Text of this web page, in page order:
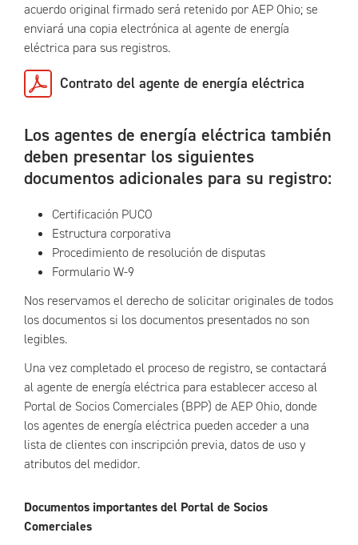
acuerdo original firmado será retenido por AEP Ohio; se
enviará una copia electrónica al agente de energía
eléctrica para sus registros.
Contrato del agente de energía eléctrica
Los agentes de energía eléctrica también
deben presentar los siguientes
documentos adicionales para su registro:
Certificación PUCO
Estructura corporativa
Procedimiento de resolución de disputas
Formulario W-9
Nos reservamos el derecho de solicitar originales de todos
los documentos si los documentos presentados no son
legibles.
Una vez completado el proceso de registro, se contactará
al agente de energía eléctrica para establecer acceso al
Portal de Socios Comerciales (BPP) de AEP Ohio, donde
los agentes de energía eléctrica pueden acceder a una
lista de clientes con inscripción previa, datos de uso y
atributos del medidor.
Documentos importantes del Portal de Socios
Comerciales